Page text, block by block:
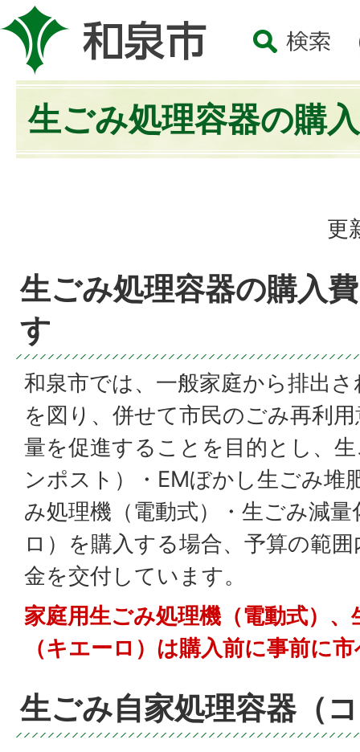
生ごみ処理容器の購
更
生ごみ処理容器の購入
す
和泉市では、一般家庭から排出
を図り、併せて市民のごみ再利
量を促進することを目的とし、
ンポスト）・EMぼかし生ごみ堆
み処理機（電動式）・生ごみ減
ロ）を購入する場合、予算の範
金を交付しています。
家庭用生ごみ処理機（電動式）
（キエーロ）は購入前に事前に
生ごみ自家処理容器（